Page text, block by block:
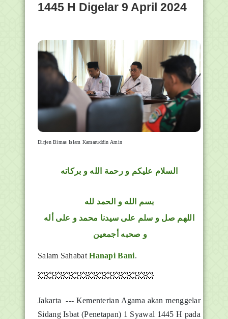
1445 H Digelar 9 April 2024
Dirjen Bimas Islam Kamaruddin Amin
السلام عليكم و رحمة الله و بركاته
بسم الله و الحمد لله
اللهم صل و سلم على سيدنا محمد و على أله
و صحبه أجمعين
Salam SahabatHanapi Bani.
💥💥💥💥💥💥💥💥💥💥💥💥💥💥
Jakarta --- Kementerian Agama akan menggelar
Sidang Isbat (Penetapan) 1 Syawal 1445 H pada